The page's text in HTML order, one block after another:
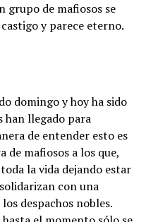
grupo de mafiosos se
y parece eterno.
domingo y hoy ha sido
han llegado para
de entender esto es
de mafiosos a los que,
la vida dejando estar
con una
despachos nobles.